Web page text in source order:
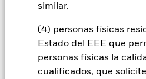
similar.
(4) personas físicas
Estado del EEE que
personas físicas la
cualificados, que
palabra «Hedged» en su nombre.
divisas está disponible mediante
gestora del fondo.